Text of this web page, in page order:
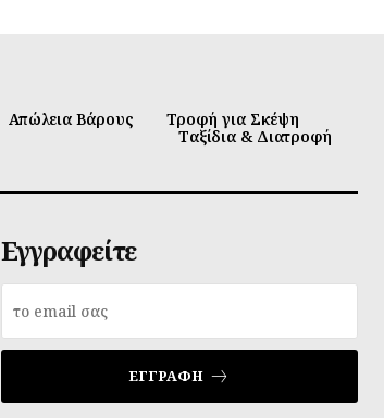
Απώλεια Βάρους
Τροφή για Σκέψη
Ταξίδια & Διατροφή
Εγγραφείτε
ΕΓΓΡΑΦΉ